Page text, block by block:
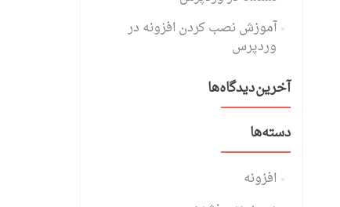
آموزش نصب کردن افزونه در
وردپرس
آخرین دیدگاه‌ها
دسته‌ها
افزونه